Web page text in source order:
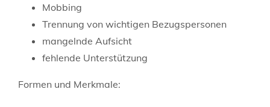
Mobbing
Trennung von wichtigen Bezugspersonen
mangelnde Aufsicht
fehlende Unterstützung
Formen und Merkmale: